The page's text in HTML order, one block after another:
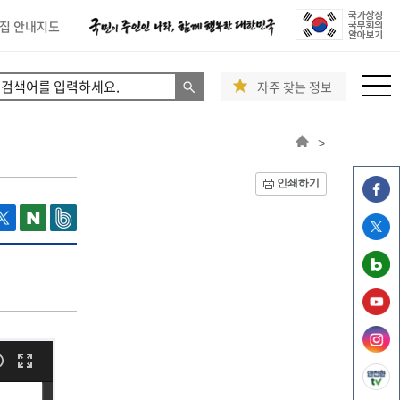
안내지도
자주 찾는 정보
>
인쇄하기